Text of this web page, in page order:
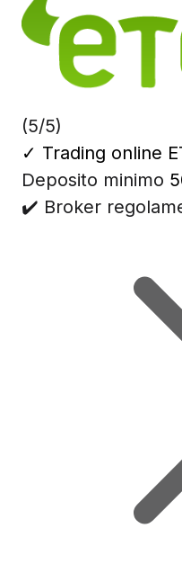
(5/5)
✓ Trading online
Deposito minimo
✔️ Broker